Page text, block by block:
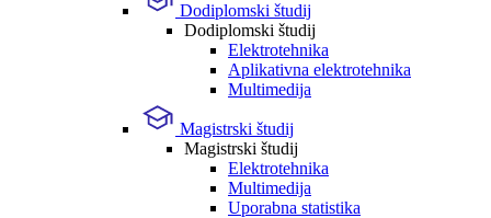
Dodiplomski študij
Dodiplomski študij
Elektrotehnika
Aplikativna elektrotehnika
Multimedija
Magistrski študij
Magistrski študij
Elektrotehnika
Multimedija
Uporabna statistika